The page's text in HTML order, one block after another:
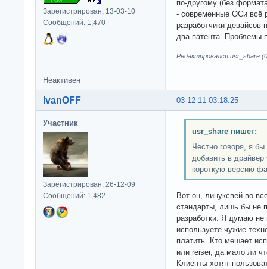
Зарегистрирован: 13-03-10
Сообщений: 1,470
по-другому (без
- современные ОСи всё
разработчики девайсов
два патента. Проблемы
Редактировался usr_share
Неактивен
03-12-11 03:18:25
IvanOFF
Участник
Зарегистрирован: 26-12-09
Сообщений: 1,482
usr_share пишет:
Честно говоря, я
добавить в
короткую версию
Вот он, линуксвей во
стандарты, лишь бы не
разработки. Я думаю не
используете чужие
платить. Кто мешает
или reiser, да мало ли
Клиенты хотят